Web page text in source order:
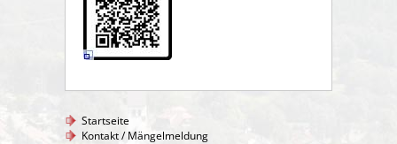
Startseite
Kontakt / Mängelmeldung